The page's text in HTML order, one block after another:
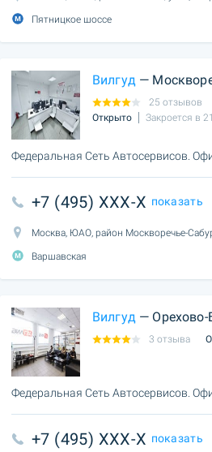
Пятницкое шоссе
Вилгуд —
25 отзывов
Открыто
Закроется в
Федеральная Сеть Автосервисов.
+7 (495) XXX-X показать
Москва, ЮАО, район Москворечье-
Варшавская
Вилгуд —
3 отзыва
Федеральная Сеть Автосервисов.
+7 (495) XXX-X показать